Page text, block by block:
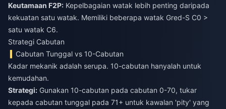
Keutamaan F2P: Kepelbagaian watak lebih penting daripada
kekuatan satu watak. Memiliki beberapa watak Gred-S C0 >
satu watak C6.
Strategi Cabutan
Cabutan Tunggal vs 10-Cabutan
Kadar mekanik adalah serupa. 10-cabutan hanyalah untuk
kemudahan.
Strategi: Gunakan 10-cabutan pada cabutan 0-70, tukar
kepada cabutan tunggal pada 71+ untuk kawalan 'pity' yang